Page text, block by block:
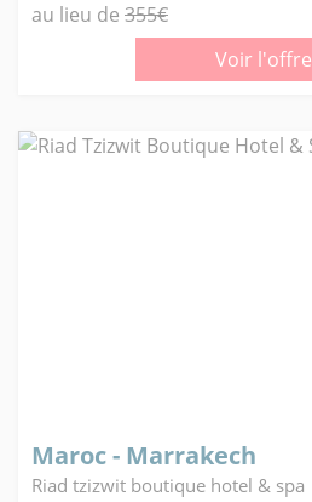
au lieu de 355€
Voir l'offre
Maroc - Marrakech
Riad tzizwit boutique hotel & spa